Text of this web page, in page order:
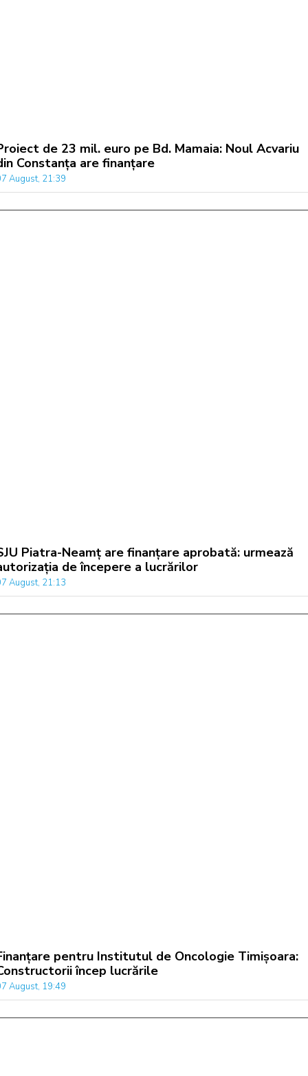
de 23 mil. euro pe Bd. Mamaia: Noul Acvariu
Constanța are finanțare
August, 21:39
Piatra-Neamț are finanțare aprobată: urmează
de începere a lucrărilor
August, 21:13
pentru Institutul de Oncologie Timișoara:
încep lucrările
August, 19:49